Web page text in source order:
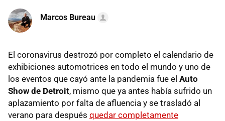
Marcos Bureau
El coronavirus destrozó por completo el calendario de
exhibiciones automotrices en todo el mundo y uno de
los eventos que cayó ante la pandemia fue el Auto
Show de Detroit, mismo que ya antes había sufrido un
aplazamiento por falta de afluencia y se trasladó al
verano para después quedar completamente